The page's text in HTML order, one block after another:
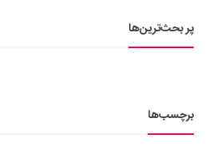
پر بحث‌ترین‌ها
برچسب‌ها